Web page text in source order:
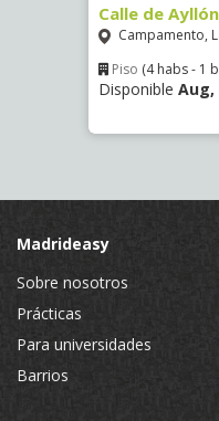
Calle de
Campamento,
Piso (4 habs - 1
Disponible Aug,
Madrideasy
Sobre nosotros
Prácticas
Para universidades
Barrios